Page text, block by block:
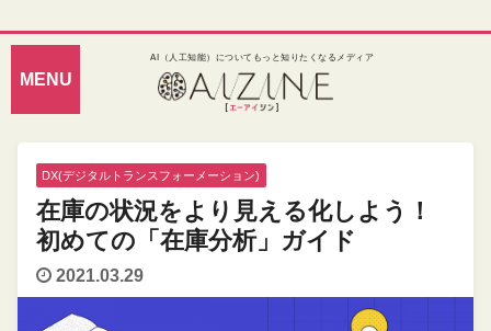
AI（人工知能）についてもっと知りたくなるメディア
DX(デジタルトランスフォーメーション)
在庫の状況をより見える化しよう！
初めての「在庫分析」ガイド
2021.03.29